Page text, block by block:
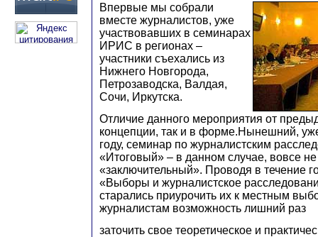
Впервые мы собрали
вместе журналистов, уже
участвовавших в семинарах
ИРИС в регионах –
участники съехались из
Нижнего Новгорода,
Петрозаводска, Валдая,
Сочи, Иркутска.
Отличие данного мероприятия от
концепции, так и в форме.Нынешний,
году, семинар по журналистским
«Итоговый» – в данном случае, вовсе не
«заключительный». Проводя в течение
«Выборы и журналистское
старались приурочить их к местным
журналистам возможность лишний раз
заточить свое теоретическое и